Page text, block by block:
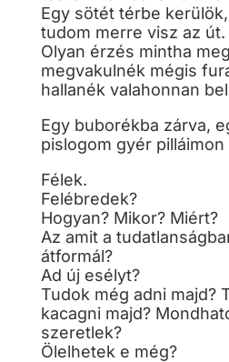
Egy sötét térbe
tudom merre visz az út.
Olyan érzés mintha
megvakulnék mégis
hallanék valahonnan
Egy buborékba zárva,
pislogom gyér pilláimon
Félek.
Felébredek?
Hogyan? Mikor? Miért?
Az amit a
átformál?
Ad új esélyt?
Tudok még adni majd?
kacagni majd?
szeretlek?
Ölelhetek e még?